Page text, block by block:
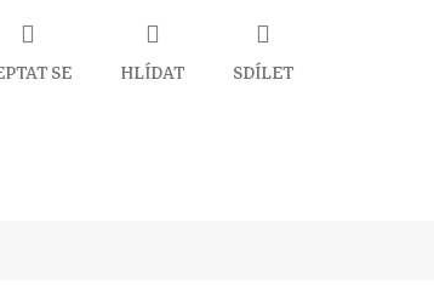
SE HLÍDAT SDÍLET